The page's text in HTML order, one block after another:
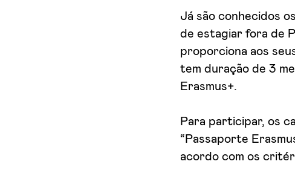
Já são conhecidos
de estagiar fora de
proporciona aos
tem duração de 3
Erasmus+.
Para participar, os
“Passaporte
acordo com os